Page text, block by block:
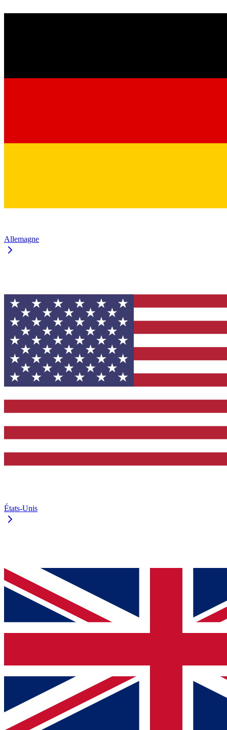
Allemagne
États-Unis